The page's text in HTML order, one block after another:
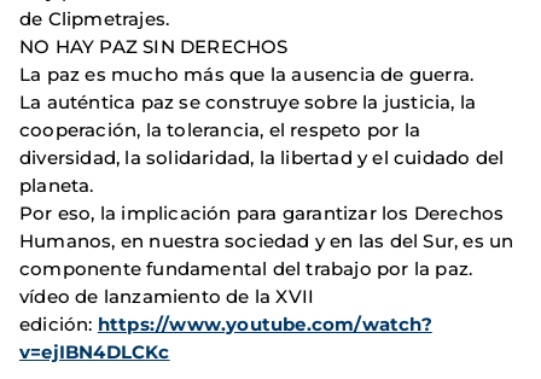
de Clipmetrajes.
NO HAY PAZ SIN DERECHOS
La paz es mucho más que la ausencia de guerra.
La auténtica paz se construye sobre la justicia, la
cooperación, la tolerancia, el respeto por la
diversidad, la solidaridad, la libertad y el cuidado del
planeta.
Por eso, la implicación para garantizar los Derechos
Humanos, en nuestra sociedad y en las del Sur, es un
componente fundamental del trabajo por la paz.
vídeo de lanzamiento de la XVII
edición: https://www.youtube.com/watch?
v=ejIBN4DLCKc